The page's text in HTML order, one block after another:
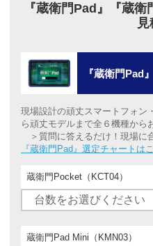
『蔵衛門Pad』『蔵
見
『蔵衛門Pad
現場設計の頑丈スマートフォン
ら頑丈モデルまで全６機種から
＞質問に答えるだけ！現場に
『蔵衛門Pad』選定チャートは
蔵衛門Pocket（KCT04）
蔵衛門Pad Mini（KMN03）